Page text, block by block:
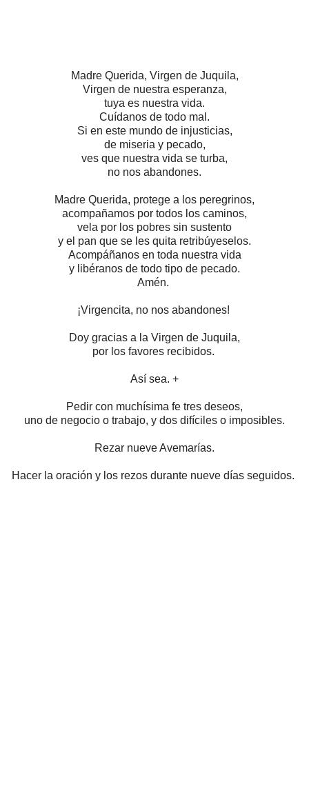
Madre Querida, Virgen de Juquila,
Virgen de nuestra esperanza,
tuya es nuestra vida.
Cuídanos de todo mal.
Si en este mundo de injusticias,
de miseria y pecado,
ves que nuestra vida se turba,
no nos abandones.
Madre Querida, protege a los peregrinos,
acompañamos por todos los caminos,
vela por los pobres sin sustento
y el pan que se les quita retribúyeselos.
Acompáñanos en toda nuestra vida
y libéranos de todo tipo de pecado.
Amén.
¡Virgencita, no nos abandones!
Doy gracias a la Virgen de Juquila,
por los favores recibidos.
Así sea. +
Pedir con muchísima fe tres deseos,
uno de negocio o trabajo, y dos difíciles o imposibles.
Rezar nueve Avemarías.
Hacer la oración y los rezos durante nueve días seguidos.